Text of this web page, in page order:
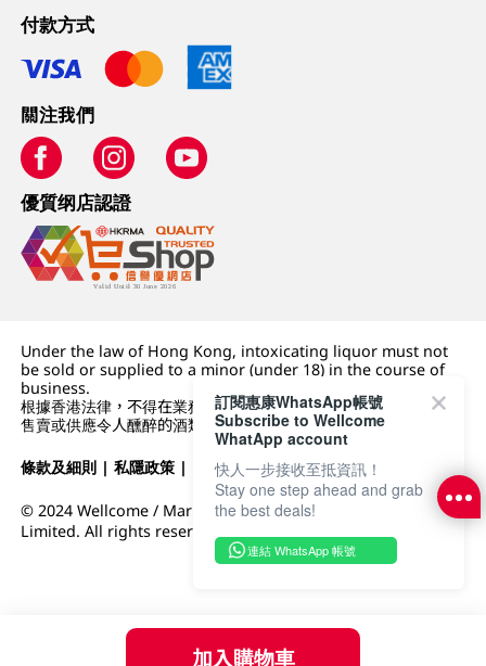
加入購物車
付款方式
關注我們
優質纲店認證
Under the law of Hong Kong, intoxicating liquor must not
be sold or supplied to a minor (under 18) in the course of
business.
根據香港法律，不得在業務過程中，向未成年人 (18 歲以下人士)
售賣或供應令人醺醉的酒類。
條款及細則 |私隱政策 | DFI零售集團
© 2024 Wellcome / Market Place. The Dairy Farm Company
Limited. All rights reserved.
訂閱惠康WhatsApp帳號
Subscribe to Wellcome
WhatApp account
快人一步接收至抵資訊！
Stay one step ahead and grab
the best deals!
連結 WhatsApp 帳號